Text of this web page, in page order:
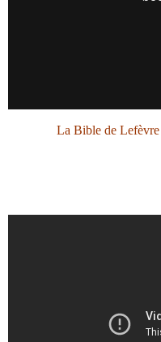
La Bible de Lefèvre